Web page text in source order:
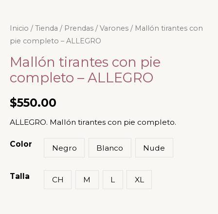
Inicio / Tienda / Prendas / Varones / Mallón tirantes con
pie completo – ALLEGRO
Mallón tirantes con pie
completo – ALLEGRO
$550.00
ALLEGRO. Mallón tirantes con pie completo.
Color Negro Blanco Nude
Talla CH M L XL
Mallón
tirantes
con
pie
completo
-
ALLEGRO
cantidad